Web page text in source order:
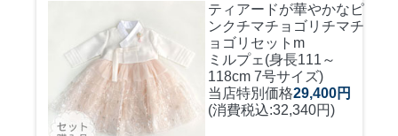
ティアードが華やかなピ
ンクチマチョゴリ チマチ
ョゴリセットm
ミルプェ(身長111～
118cm 7号サイズ)
当店特別価格29,400円
(消費税込:32,340円)